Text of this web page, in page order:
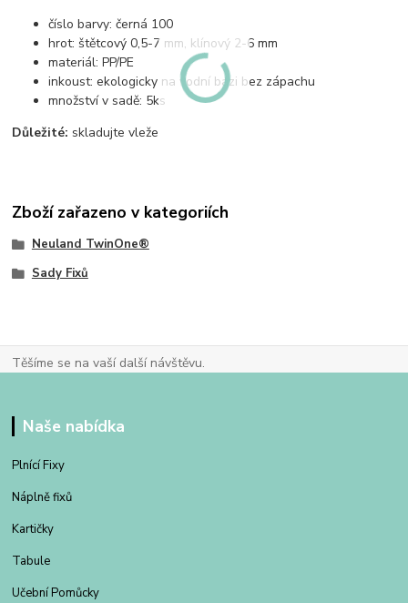
číslo barvy: černá 100
hrot: štětcový 0,5-7 mm, klínový 2-6 mm
materiál: PP/PE
inkoust: ekologicky na vodní bázi bez zápachu
množství v sadě: 5ks
Důležité: skladujte vleže
Zboží zařazeno v kategoriích
Neuland TwinOne®
Sady Fixů
Těšíme se na vaší další návštěvu.
Naše nabídka
Plnící Fixy
Náplně fixů
Kartičky
Tabule
Učební Pomůcky